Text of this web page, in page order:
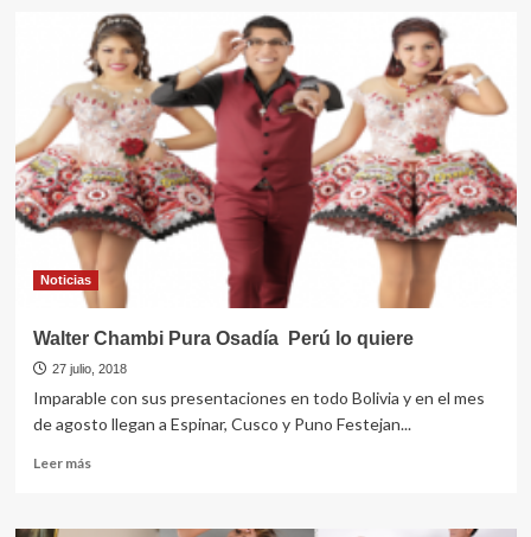
“LOS
PERUANOS
NO
DEBEMOS
PERDER
LA
FE”
Noticias
Walter Chambi Pura Osadía Perú lo quiere
27 julio, 2018
Imparable con sus presentaciones en todo Bolivia y en el mes
de agosto llegan a Espinar, Cusco y Puno Festejan...
Leer másLeer
Walter